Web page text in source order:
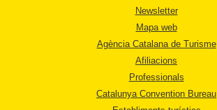
Newsletter
Mapa web
Agència Catalana de Turisme
Afiliacions
Professionals
Catalunya Convention Bureau